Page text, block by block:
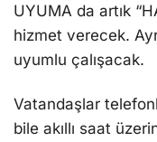
UYUMA da artık
hizmet verecek.
uyumlu çalışacak.
Vatandaşlar
bile akıllı saat